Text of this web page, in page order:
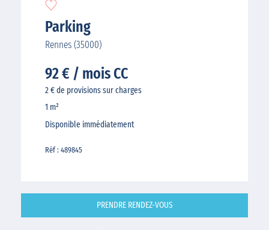
Parking
Rennes (35000)
92 € / mois CC
2 € de provisions sur charges
1 m²
Disponible immédiatement
Réf : 489845
PRENDRE RENDEZ-VOUS